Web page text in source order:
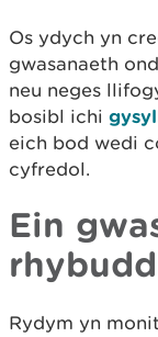
Os ydych yn
gwasanaeth
neu neges
bosibl ichi
eich bod wedi
cyfredol.
Ein
Rydym yn